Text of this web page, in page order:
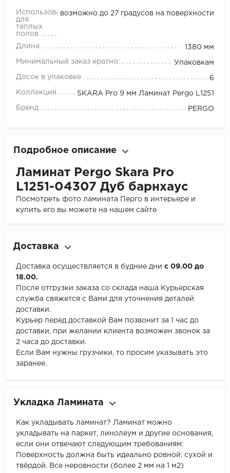
Использование
для
теплых
полов
возможно до 27 градусов на поверхности
Длина 1380 мм
Минимальный заказ кратно: Упаковкам
Досок в упаковке 6
Коллекция SKARA Pro 9 мм Ламинат Pergo L1251
Бренд PERGO
Подробное описание
Ламинат Pergo Skara Pro
L1251-04307 Дуб барнхаус
Посмотреть фото ламината Перго в интерьере и
купить его вы можете на нашем сайте
Доставка
Доставка осуществляется в будние дни с 09.00 до
18.00.
После отгрузки заказа со склада наша Курьерская
служба свяжется с Вами для уточнения деталей
доставки.
Курьер перед доставкой Вам позвонит за 1 час до
доставки, при желании клиента возможен звонок за
2 часа до доставки.
Если Вам нужны грузчики, то просим указывать это
заранее.
Укладка Ламината
Как укладывать ламинат? Ламинат можно
укладывать на паркет, линолеум и другие основания,
если они отвечают следующим требованиям:
Поверхность должна быть идеально ровной, сухой и
твёрдой. Все неровности (более 2 мм на 1 м2)